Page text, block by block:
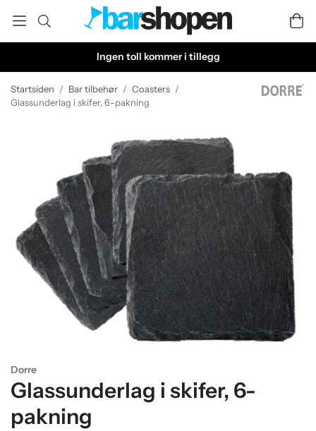
Ingen toll kommer i tillegg
Startsiden / Bar tilbehør / Coasters /
Glassunderlag i skifer, 6-pakning
Dorre
Glassunderlag i skifer, 6-
pakning